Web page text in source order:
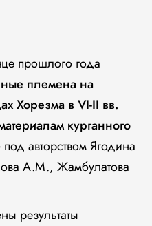
прошлого года
племена на
Хорезма в VI-II вв.
курганного
под авторством Ягодина
А.М., Жамбулатова
результаты